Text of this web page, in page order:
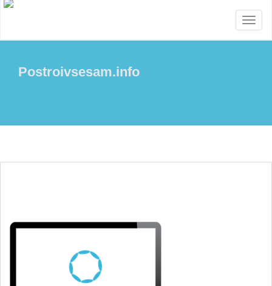
Menu
Postroivsesam.info